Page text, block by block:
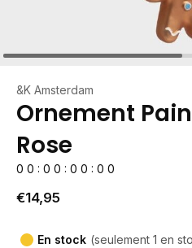
&K Amsterdam
Ornement
Rose
0 0 : 0 0 : 0 0 : 0 0
€14,95
En stock (seulement 1 en